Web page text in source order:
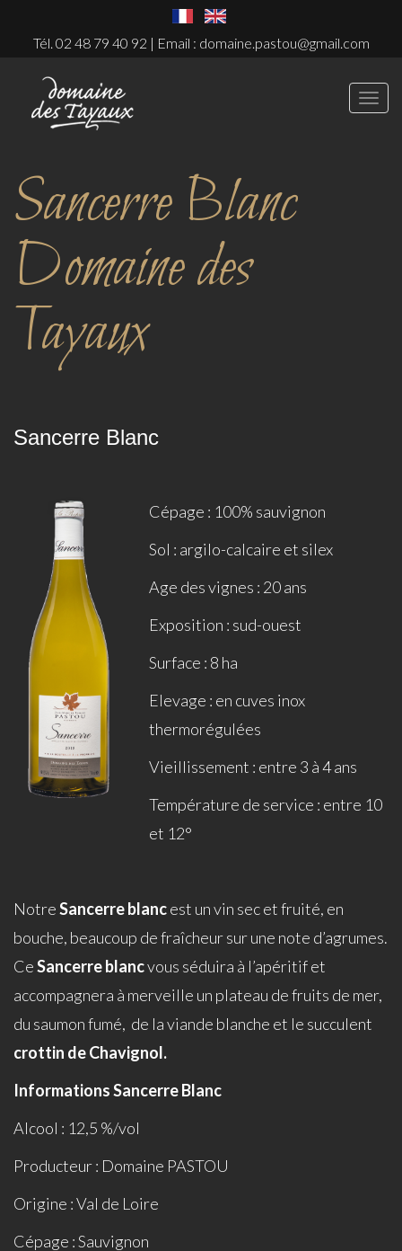
Tél. 02 48 79 40 92 | Email : domaine.pastou@gmail.com
Sancerre Blanc
Domaine des
Tayaux
Sancerre Blanc
Cépage : 100% sauvignon
Sol : argilo-calcaire et silex
Age des vignes : 20 ans
Exposition : sud-ouest
Surface : 8 ha
Elevage : en cuves inox
thermorégulées
Vieillissement : entre 3 à 4 ans
Température de service : entre 10
et 12°
NotreSancerre blancest un vin sec et fruité, en
bouche, beaucoup de fraîcheur sur une note d’agrumes.
CeSancerre blancvous séduira à l’apéritif et
accompagnera à merveille un plateau de fruits de mer,
du saumon fumé, de la viande blanche et le succulent
crottin de Chavignol.
Informations Sancerre Blanc
Alcool : 12,5 %/vol
Producteur : Domaine PASTOU
Origine : Val de Loire
Cépage : Sauvignon